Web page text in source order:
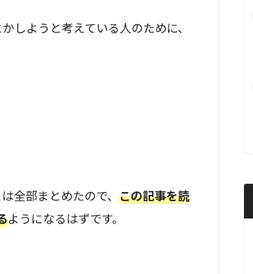
しようと考えている人のために、
全部まとめたので、 この記事を読
ようになるはずです。